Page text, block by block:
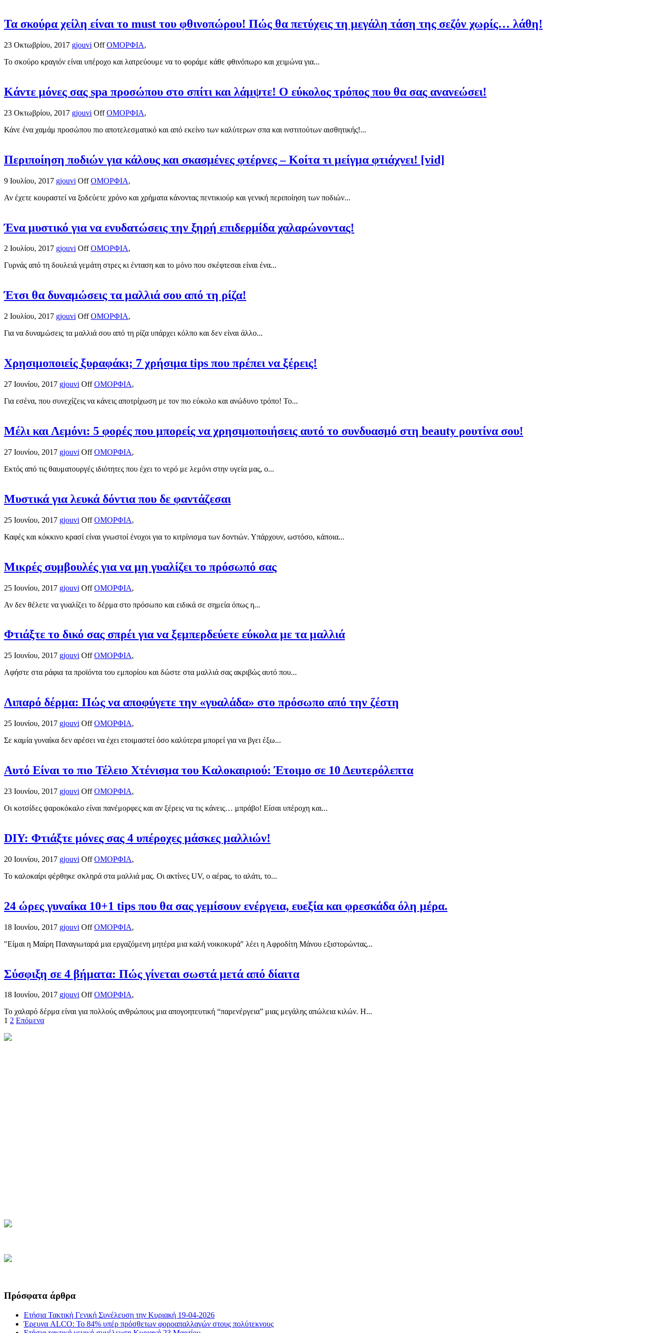
Τα σκούρα χείλη είναι το must του φθινοπώρου! Πώς θα πετύχεις τη μεγάλη τάση της σεζόν χωρίς… λάθη!
23 Οκτωβρίου, 2017 gjouvi Off ΟΜΟΡΦΙΑ,
Το σκούρο κραγιόν είναι υπέροχο και λατρεύουμε να το φοράμε κάθε φθινόπωρο και χειμώνα για...
Κάντε μόνες σας spa προσώπου στο σπίτι και λάμψτε! Ο εύκολος τρόπος που θα σας ανανεώσει!
23 Οκτωβρίου, 2017 gjouvi Off ΟΜΟΡΦΙΑ,
Κάνε ένα χαμάμ προσώπου πιο αποτελεσματικό και από εκείνο των καλύτερων σπα και ινστιτούτων αισθητικής!...
Περιποίηση ποδιών για κάλους και σκασμένες φτέρνες – Κοίτα τι μείγμα φτιάχνει! [vid]
9 Ιουλίου, 2017 gjouvi Off ΟΜΟΡΦΙΑ,
Αν έχετε κουραστεί να ξοδεύετε χρόνο και χρήματα κάνοντας πεντικιούρ και γενική περιποίηση των ποδιών...
Ένα μυστικό για να ενυδατώσεις την ξηρή επιδερμίδα χαλαρώνοντας!
2 Ιουλίου, 2017 gjouvi Off ΟΜΟΡΦΙΑ,
Γυρνάς από τη δουλειά γεμάτη στρες κι ένταση και το μόνο που σκέφτεσαι είναι ένα...
Έτσι θα δυναμώσεις τα μαλλιά σου από τη ρίζα!
2 Ιουλίου, 2017 gjouvi Off ΟΜΟΡΦΙΑ,
Για να δυναμώσεις τα μαλλιά σου από τη ρίζα υπάρχει κόλπο και δεν είναι άλλο...
Χρησιμοποιείς ξυραφάκι; 7 χρήσιμα tips που πρέπει να ξέρεις!
27 Ιουνίου, 2017 gjouvi Off ΟΜΟΡΦΙΑ,
Για εσένα, που συνεχίζεις να κάνεις αποτρίχωση με τον πιο εύκολο και ανώδυνο τρόπο! Το...
Μέλι και Λεμόνι: 5 φορές που μπορείς να χρησιμοποιήσεις αυτό το συνδυασμό στη beauty ρουτίνα σου!
27 Ιουνίου, 2017 gjouvi Off ΟΜΟΡΦΙΑ,
Εκτός από τις θαυματουργές ιδιότητες που έχει το νερό με λεμόνι στην υγεία μας, ο...
Μυστικά για λευκά δόντια που δε φαντάζεσαι
25 Ιουνίου, 2017 gjouvi Off ΟΜΟΡΦΙΑ,
Καφές και κόκκινο κρασί είναι γνωστοί ένοχοι για το κιτρίνισμα των δοντιών. Υπάρχουν, ωστόσο, κάποια...
Μικρές συμβουλές για να μη γυαλίζει το πρόσωπό σας
25 Ιουνίου, 2017 gjouvi Off ΟΜΟΡΦΙΑ,
Αν δεν θέλετε να γυαλίζει το δέρμα στο πρόσωπο και ειδικά σε σημεία όπως η...
Φτιάξτε το δικό σας σπρέι για να ξεμπερδεύετε εύκολα με τα μαλλιά
25 Ιουνίου, 2017 gjouvi Off ΟΜΟΡΦΙΑ,
Αφήστε στα ράφια τα προϊόντα του εμπορίου και δώστε στα μαλλιά σας ακριβώς αυτό που...
Λιπαρό δέρμα: Πώς να αποφύγετε την «γυαλάδα» στο πρόσωπο από την ζέστη
25 Ιουνίου, 2017 gjouvi Off ΟΜΟΡΦΙΑ,
Σε καμία γυναίκα δεν αρέσει να έχει ετοιμαστεί όσο καλύτερα μπορεί για να βγει έξω...
Αυτό Είναι το πιο Τέλειο Χτένισμα του Καλοκαιριού: Έτοιμο σε 10 Δευτερόλεπτα
23 Ιουνίου, 2017 gjouvi Off ΟΜΟΡΦΙΑ,
Οι κοτσίδες ψαροκόκαλο είναι πανέμορφες και αν ξέρεις να τις κάνεις… μπράβο! Είσαι υπέροχη και...
DIY: Φτιάξτε μόνες σας 4 υπέροχες μάσκες μαλλιών!
20 Ιουνίου, 2017 gjouvi Off ΟΜΟΡΦΙΑ,
Το καλοκαίρι φέρθηκε σκληρά στα μαλλιά μας. Οι ακτίνες UV, ο αέρας, το αλάτι, το...
24 ώρες γυναίκα 10+1 tips που θα σας γεμίσουν ενέργεια, ευεξία και φρεσκάδα όλη μέρα.
18 Ιουνίου, 2017 gjouvi Off ΟΜΟΡΦΙΑ,
"Είμαι η Μαίρη Παναγιωταρά μια εργαζόμενη μητέρα μια καλή νοικοκυρά" λέει η Αφροδίτη Μάνου εξιστορώντας...
Σύσφιξη σε 4 βήματα: Πώς γίνεται σωστά μετά από δίαιτα
18 Ιουνίου, 2017 gjouvi Off ΟΜΟΡΦΙΑ,
Το χαλαρό δέρμα είναι για πολλούς ανθρώπους μια απογοητευτική “παρενέργεια” μιας μεγάλης απώλεια κιλών. Η...
Σελιδοποίηση
άρθρων
1 2 Επόμενα
Πρόσφατα άρθρα
Ετήσια Τακτική Γενική Συνέλευση την Κυριακή 19-04-2026
Έρευνα ALCO: Το 84% υπέρ πρόσθετων φοροαπαλλαγών στους πολύτεκνους